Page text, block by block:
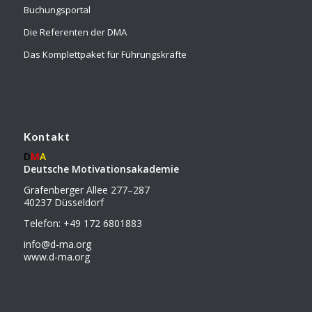
Buchungsportal
Die Referenten der DMA
Das Komplettpaket für Führungskräfte
Kontakt
DMA
Deutsche Motivationsakademie
Grafenberger Allee 277–287
40237 Düsseldorf
Telefon: +49 172 6801883
info@d-ma.org
www.d-ma.org